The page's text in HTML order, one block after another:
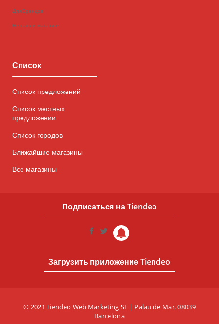
Для Брендов
Не нашли магазин?
Список
Список предложений
Список местных
предложений
Список городов
Ближайшие магазины
Все магазины
Подписаться на Tiendeo
Загрузить приложение Tiendeo
© 2021 Tiendeo Web Marketing SL | Palau de Mar, 08039
Barcelona